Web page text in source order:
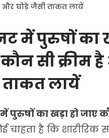
और घोड़े जैसी ताकत लायें
में पुरुषों का
सी क्रीम
लायें
पुरुषों का खड़ा हो जाए
चाहता है कि शारीरिक